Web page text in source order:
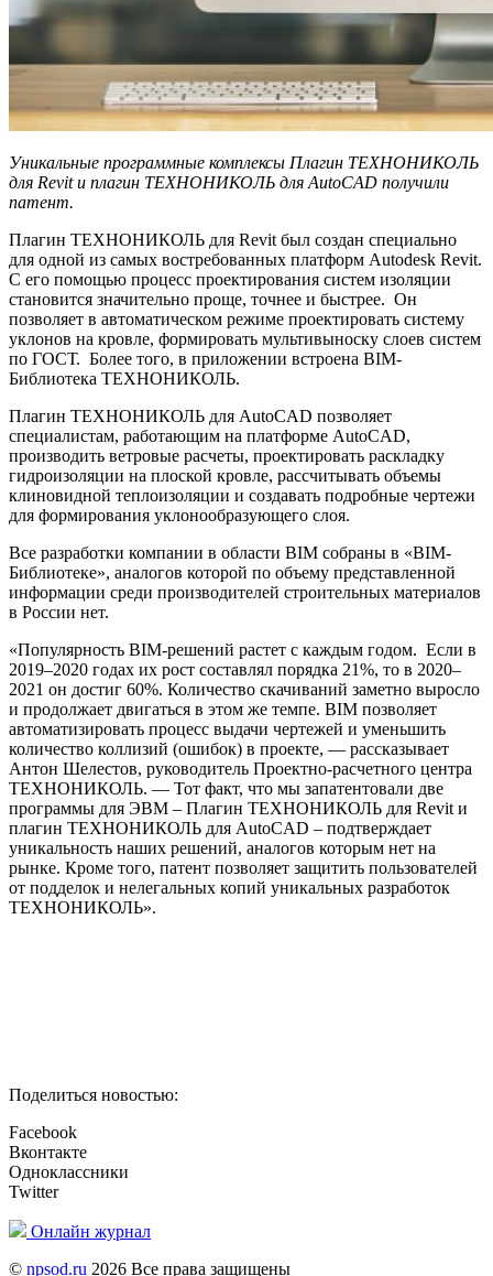
Уникальные программные комплексы Плагин ТЕХНОНИКОЛЬ
для Revit и плагин ТЕХНОНИКОЛЬ для AutoCAD получили
патент.
Плагин ТЕХНОНИКОЛЬ для Revit был создан специально
для одной из самых востребованных платформ Autodesk Revit.
С его помощью процесс проектирования систем изоляции
становится значительно проще, точнее и быстрее. Он
позволяет в автоматическом режиме проектировать систему
уклонов на кровле, формировать мультивыноску слоев систем
по ГОСТ. Более того, в приложении встроена BIM-
Библиотека ТЕХНОНИКОЛЬ.
Плагин ТЕХНОНИКОЛЬ для AutoCAD позволяет
специалистам, работающим на платформе AutoCAD,
производить ветровые расчеты, проектировать раскладку
гидроизоляции на плоской кровле, рассчитывать объемы
клиновидной теплоизоляции и создавать подробные чертежи
для формирования уклонообразующего слоя.
Все разработки компании в области BIM собраны в «BIM-
Библиотеке», аналогов которой по объему представленной
информации среди производителей строительных материалов
в России нет.
«Популярность BIM-решений растет с каждым годом. Если в
2019–2020 годах их рост составлял порядка 21%, то в 2020–
2021 он достиг 60%. Количество скачиваний заметно выросло
и продолжает двигаться в этом же темпе. BIM позволяет
автоматизировать процесс выдачи чертежей и уменьшить
количество коллизий (ошибок) в проекте, — рассказывает
Антон Шелестов, руководитель Проектно-расчетного центра
ТЕХНОНИКОЛЬ. — Тот факт, что мы запатентовали две
программы для ЭВМ – Плагин ТЕХНОНИКОЛЬ для Revit и
плагин ТЕХНОНИКОЛЬ для AutoCAD – подтверждает
уникальность наших решений, аналогов которым нет на
рынке. Кроме того, патент позволяет защитить пользователей
от подделок и нелегальных копий уникальных разработок
ТЕХНОНИКОЛЬ».
Поделиться новостью:
Facebook
Вконтакте
Одноклассники
Twitter
Онлайн журнал
© npsod.ru 2026 Все права защищены